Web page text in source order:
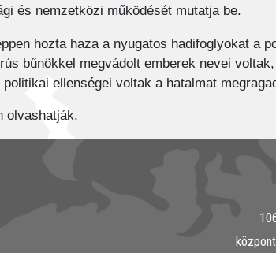
és nemzetközi működését mutatja be.
hozta haza a nyugatos hadifoglyokat a
bűnökkel megvádolt emberek nevei
ellenségei voltak a hatalmat
olvashatják.